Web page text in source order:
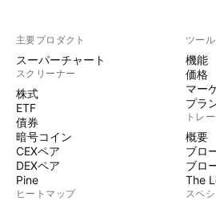
主要プロダクト
スーパーチャート
スクリーナー
株式
ETF
債券
暗号コイン
CEXペア
DEXペア
Pine
ヒートマップ
ツー
機能
価格
マー
プラ
トレ
概要
ブロ
ブロ
The
スペ